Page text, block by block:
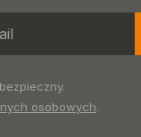
osobowych.